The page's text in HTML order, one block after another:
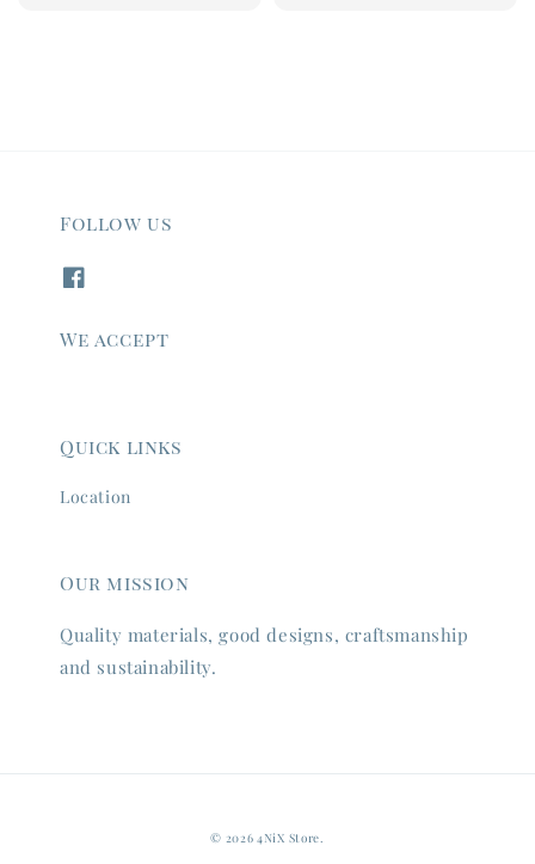
Follow us
We accept
Quick links
Location
Our mission
Quality materials, good designs, craftsmanship
and sustainability.
© 2026 4NiX Store.